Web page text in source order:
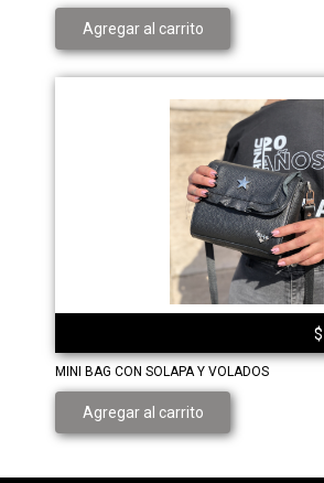
Agregar al carrito
$
MINI BAG CON SOLAPA Y VOLADOS
Agregar al carrito